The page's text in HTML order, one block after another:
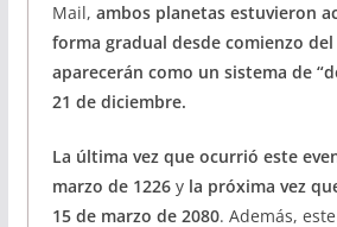
Mail, ambos planetas estuvieron
forma gradual desde comienzo
aparecerán como un sistema de
21 de diciembre.
La última vez que ocurrió este
marzo de 1226y la próxima vez
15 de marzo de 2080. Además,